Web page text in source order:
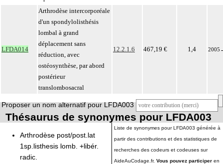
LFDA014
Arthrodèse intercorporéale
d'un spondylolisthésis
lombal à grand
déplacement sans
réduction, avec
ostéosynthèse, par abord
postérieur
translombosacral
12.2.1.6 467,19 € 1,4 2005
Proposer un nom alternatif pour LFDA003
Thésaurus de synonymes pour LFDA003
Arthrodèse post/post.lat
1sp.listhesis lomb. +libér.
radic.
Liste de synonymes pour LFDA003 générée à
partir des contributions et des statistiques de
recherches des codeurs et codeuses sur
AideAuCodage.fr. Vous pouvez participer en